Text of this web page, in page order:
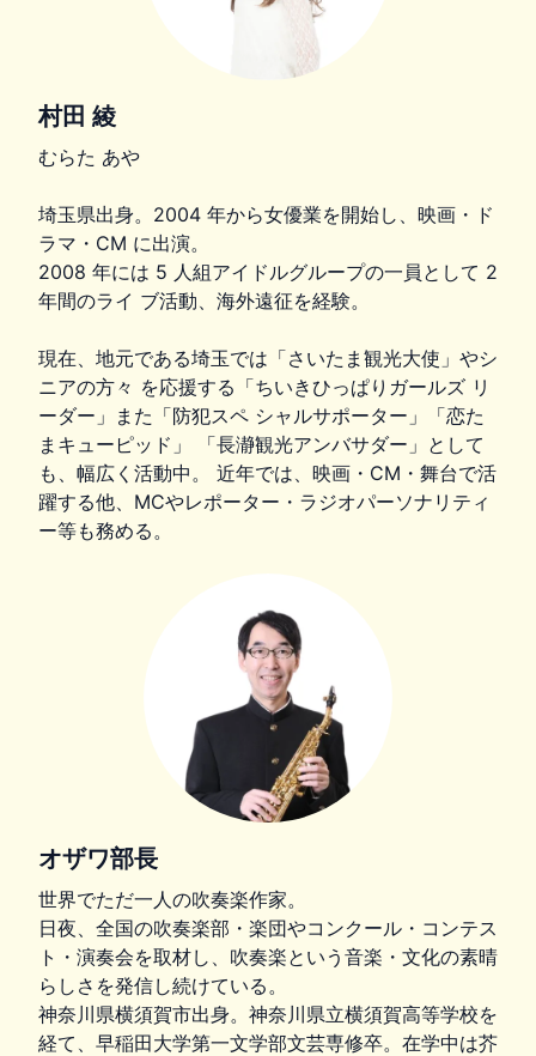
村田 綾
むらた あや
埼玉県出身。2004 年から女優業を開始し、映画・ド
ラマ・CM に出演。
2008 年には 5 人組アイドルグループの一員として 2
年間のライ ブ活動、海外遠征を経験。
現在、地元である埼玉では「さいたま観光大使」やシ
ニアの方々 を応援する「ちいきひっぱりガールズ リ
ーダー」また「防犯スペ シャルサポーター」「恋た
まキューピッド」 「長瀞観光アンバサダー」として
も、幅広く活動中。 近年では、映画・CM・舞台で活
躍する他、MCやレポーター・ラジオパーソナリティ
ー等も務める。
オザワ部長
世界でただ一人の吹奏楽作家。
日夜、全国の吹奏楽部・楽団やコンクール・コンテス
ト・演奏会を取材し、吹奏楽という音楽・文化の素晴
らしさを発信し続けている。
神奈川県横須賀市出身。神奈川県立横須賀高等学校を
経て、早稲田大学第一文学部文芸専修卒。在学中は芥